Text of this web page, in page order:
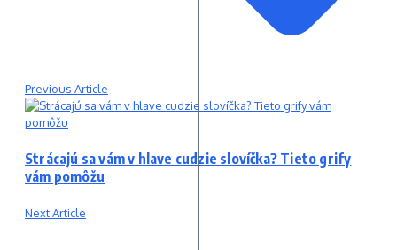
Previous Article
Strácajú sa vám v hlave cudzie slovíčka? Tieto grify
vám pomôžu
Next Article